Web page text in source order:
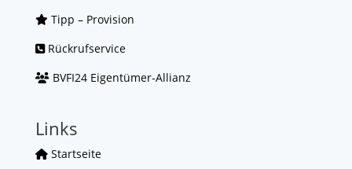
Tipp – Provision
Rückrufservice
BVFI24 Eigentümer-Allianz
Links
Startseite